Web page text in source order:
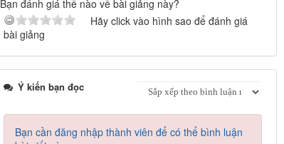
Bạn đánh giá thế nào về bài giảng này?
Hãy click vào hình sao để đánh giá
bài giảng
Ý kiến bạn đọc
Bạn cần đăng nhập thành viên để có thể bình luận